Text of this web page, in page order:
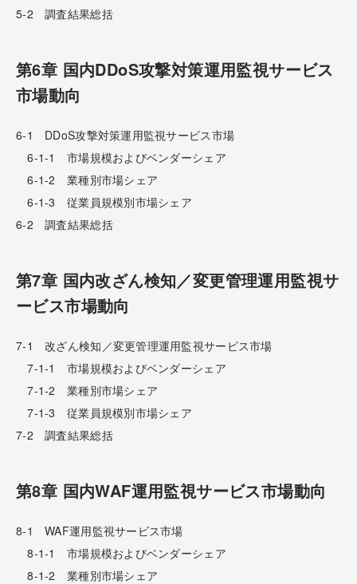
5-2 調査結果総括
第6章 国内DDoS攻撃対策運用監視サービス
市場動向
6-1 DDoS攻撃対策運用監視サービス市場
6-1-1 市場規模およびベンダーシェア
6-1-2 業種別市場シェア
6-1-3 従業員規模別市場シェア
6-2 調査結果総括
第7章 国内改ざん検知／変更管理運用監視サ
ービス市場動向
7-1 改ざん検知／変更管理運用監視サービス市場
7-1-1 市場規模およびベンダーシェア
7-1-2 業種別市場シェア
7-1-3 従業員規模別市場シェア
7-2 調査結果総括
第8章 国内WAF運用監視サービス市場動向
8-1 WAF運用監視サービス市場
8-1-1 市場規模およびベンダーシェア
8-1-2 業種別市場シェア